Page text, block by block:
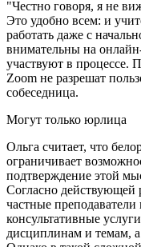
"Честно говоря, я не
Это удобно всем: и
работать даже с
внимательны на
участвуют в процессе.
Zoom не разрешат
собеседница.
Могут только юрлица
Ольга считает, что
ограничивает
подтверждение этой
Согласно действующей
частные
консультативные
дисциплинам и темам,